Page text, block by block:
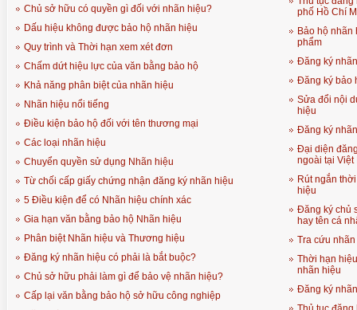
Chủ sở hữu có quyền gì đối với nhãn hiệu?
Dấu hiệu không được bảo hộ nhãn hiệu
Quy trình và Thời hạn xem xét đơn
Chấm dứt hiệu lực của văn bằng bảo hộ
Khả năng phân biệt của nhãn hiệu
Nhãn hiệu nổi tiếng
Điều kiện bảo hộ đối với tên thương mại
Các loại nhãn hiệu
Chuyển quyền sử dụng Nhãn hiệu
Từ chối cấp giấy chứng nhận đăng ký nhãn hiệu
5 Điều kiện để có Nhãn hiệu chính xác
Gia hạn văn bằng bảo hộ Nhãn hiệu
Phân biệt Nhãn hiệu và Thương hiệu
Đăng ký nhãn hiệu có phải là bắt buộc?
Chủ sở hữu phải làm gì để bảo vệ nhãn hiệu?
Cấp lại văn bằng bảo hộ sở hữu công nghiệp
phố Hồ Chí
Bảo hộ nhãn
phẩm
Đăng ký
Đăng ký bảo
Sửa đổi nội
hiệu
Đăng ký
Đại diện
ngoài tại Việt
Rút ngắn
hiệu
Đăng ký chủ
hay tên cá
Tra cứu
Thời hạn
nhãn hiệu
Đăng ký